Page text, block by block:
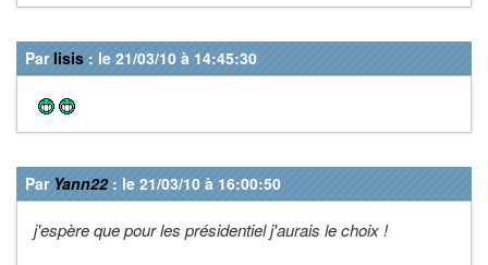
Par lisis : le 21/03/10 à 14:45:30
Par Yann22: le 21/03/10 à 16:00:50
j'espère que pour les présidentiel j'aurais le choix !